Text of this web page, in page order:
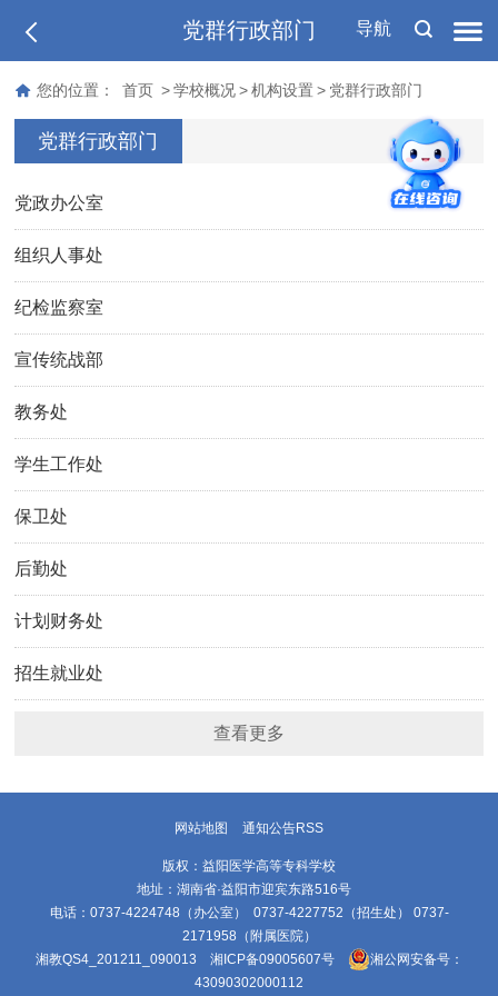
导航
党群行政部门
您的位置： 首页 > 学校概况 > 机构设置 > 党群行政部门
党群行政部门
党政办公室
组织人事处
纪检监察室
宣传统战部
教务处
学生工作处
保卫处
后勤处
计划财务处
招生就业处
查看更多
网站地图 通知公告RSS
版权：益阳医学高等专科学校
地址：湖南省·益阳市迎宾东路516号
电话：0737-4224748（办公室） 0737-4227752（招生处） 0737-
2171958（附属医院）
湘教QS4_201211_090013 湘ICP备09005607号
湘公网安备号：
43090302000112